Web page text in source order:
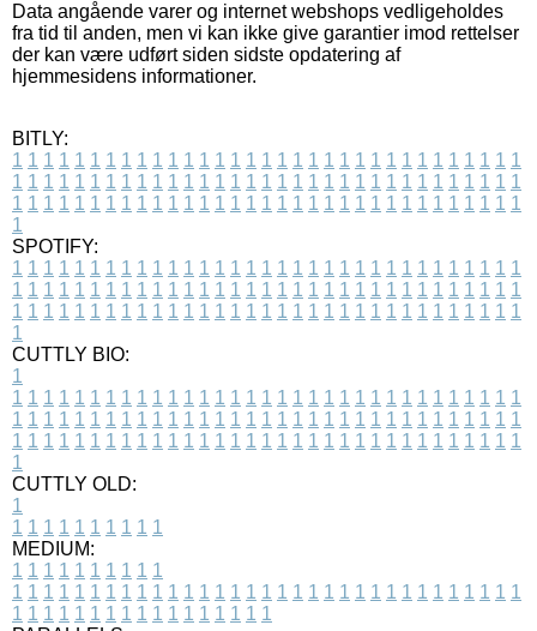
Data angående varer og internet webshops vedligeholdes
fra tid til anden, men vi kan ikke give garantier imod rettelser
der kan være udført siden sidste opdatering af
hjemmesidens informationer.
BITLY:
1 1 1 1 1 1 1 1 1 1 1 1 1 1 1 1 1 1 1 1 1 1 1 1 1 1 1 1 1 1 1 1 1
1 1 1 1 1 1 1 1 1 1 1 1 1 1 1 1 1 1 1 1 1 1 1 1 1 1 1 1 1 1 1 1 1
1 1 1 1 1 1 1 1 1 1 1 1 1 1 1 1 1 1 1 1 1 1 1 1 1 1 1 1 1 1 1 1 1
1
SPOTIFY:
1 1 1 1 1 1 1 1 1 1 1 1 1 1 1 1 1 1 1 1 1 1 1 1 1 1 1 1 1 1 1 1 1
1 1 1 1 1 1 1 1 1 1 1 1 1 1 1 1 1 1 1 1 1 1 1 1 1 1 1 1 1 1 1 1 1
1 1 1 1 1 1 1 1 1 1 1 1 1 1 1 1 1 1 1 1 1 1 1 1 1 1 1 1 1 1 1 1 1
1
CUTTLY BIO:
1
1 1 1 1 1 1 1 1 1 1 1 1 1 1 1 1 1 1 1 1 1 1 1 1 1 1 1 1 1 1 1 1 1
1 1 1 1 1 1 1 1 1 1 1 1 1 1 1 1 1 1 1 1 1 1 1 1 1 1 1 1 1 1 1 1 1
1 1 1 1 1 1 1 1 1 1 1 1 1 1 1 1 1 1 1 1 1 1 1 1 1 1 1 1 1 1 1 1 1
1
CUTTLY OLD:
1
1 1 1 1 1 1 1 1 1 1
MEDIUM:
1 1 1 1 1 1 1 1 1 1
1 1 1 1 1 1 1 1 1 1 1 1 1 1 1 1 1 1 1 1 1 1 1 1 1 1 1 1 1 1 1 1 1
1 1 1 1 1 1 1 1 1 1 1 1 1 1 1 1 1